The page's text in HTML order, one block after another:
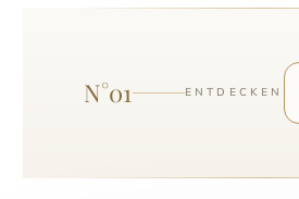
N°01 ENTDECKEN